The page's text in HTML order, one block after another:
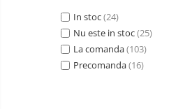
In stoc(24)
Nu este in stoc(25)
La comanda(103)
Precomanda(16)